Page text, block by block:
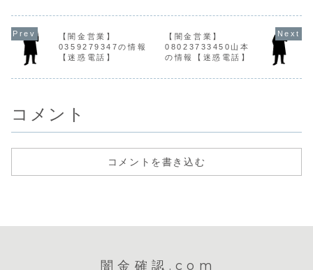
業登録もなく、信
用情報がありませ
ん。取り立て時は
攻撃的な言葉遣い
になり、嫌がらせ
を始めます。非常
週間で元本と同額
の利息を要求して
きます。貸金業登
録もなく、信用情
取り立て時は攻撃
登録もなく、信用
情報がありませ
ん。取り立て時は
攻撃的な言葉遣い
を始めます。非常
登録もなく
情報があり
ん。取り立
攻撃的な言
になり、嫌
を始めます
【闇金営業】
0359279347の情報
【迷惑電話】
【闇金営業】
08023733450山本
の情報【迷惑電話】
コメント
コメントを書き込む
闇金確認.com